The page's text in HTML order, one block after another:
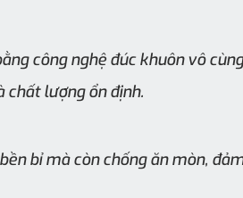
công nghệ đúc khuôn vô
chất lượng ổn định.
bỉ mà còn chống ăn mòn,